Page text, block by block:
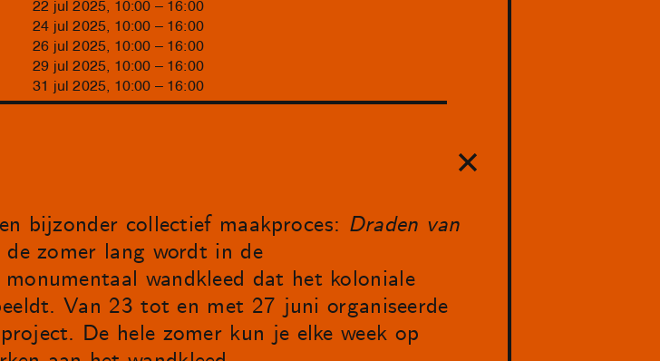
22 jul 2025 10:00 16 : 00
24 jul 2025 10:00 16 : 00
26 jul 2025 10:00 16 : 00
29 jul 2025 10:00 16 : 00
31 jul 2025 10:00 16 : 00
bijzonder collectief maakproces: Draden van
de zomer lang wordt in de
wandkleed dat het koloniale
Van 23 tot en met 27 juni organiseerde
De hele zomer kun je elke week op